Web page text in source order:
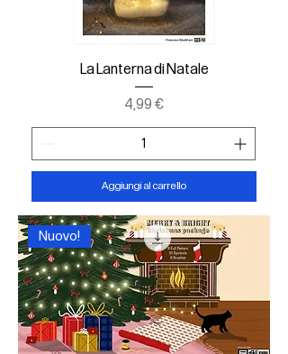
La Lanterna di Natale
Prezzo
4,99 €
Aggiungi al carrello
Nuovo!